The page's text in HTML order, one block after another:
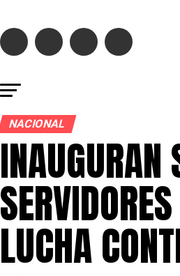
NACIONAL
LUCHA